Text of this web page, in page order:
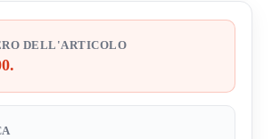
DELL'ARTICOLO